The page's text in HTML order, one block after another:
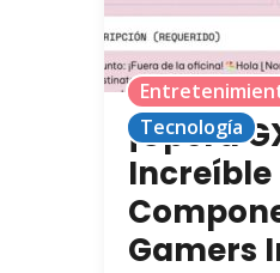
Tecnología
¡Opera
Increíble
Gamers